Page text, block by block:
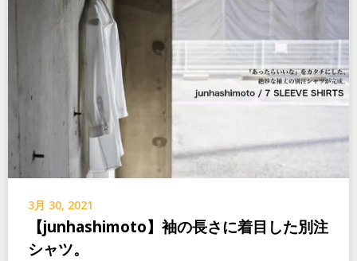
3月 30, 2021
【junhashimoto】袖の長さに着目した別注
シャツ。